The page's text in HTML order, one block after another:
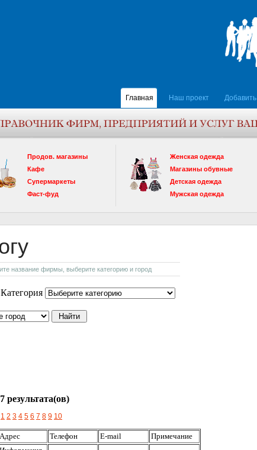
Главная Наш проект Добавить
Продов. магазины
Кафе
Супермаркеты
Фаст-фуд
Женская одежда
Магазины обувные
Детская одежда
Мужская одежда
название фирмы, выберите категорию и город
Категория
результата(ов)
1 2 3 4 5 6 7 8 9 10
Адрес Телефон E-mail Примечание